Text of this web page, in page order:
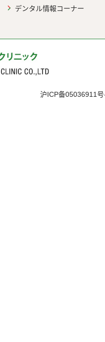
デンタル情報コーナー
沪ICP备05036911